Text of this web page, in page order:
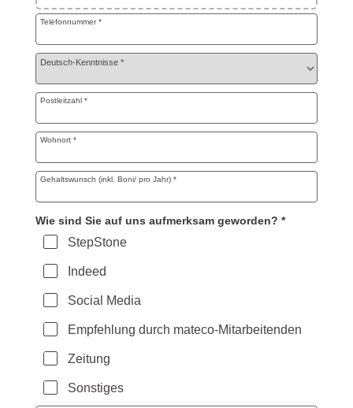
Ziehen Sie Dateien hierher oder klicken Sie, um Dateien
Telefonnummer*
Deutsch-Kenntnisse *
Postleitzahl *
Wohnort *
Gehaltswunsch (inkl. Boni/ pro Jahr) *
Wie sind Sie auf uns aufmerksam geworden? *
StepStone
Indeed
Social Media
Empfehlung durch mateco-Mitarbeitenden
Zeitung
Sonstiges